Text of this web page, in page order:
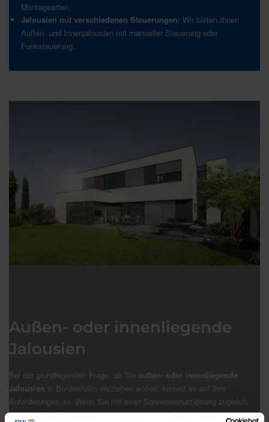
Montagearten.
Jalousien mit verschiedenen Steuerungen: Wir bieten Ihnen
Außen- und Innenjalousien mit manueller Steuerung oder
Funksteuerung.
Außen- oder innenliegende
Jalousien
Bei der grundlegenden Frage, ob Sie außen- oder innenliegende
Jalousien in Bordesholm vorziehen wollen, kommt es auf Ihre
Anforderungen an. Wenn Sie mit einer Sonnenschutzlösung zugleich
eine effektive Wärmedämmung wünschen, empfehlen wir Ihnen eine